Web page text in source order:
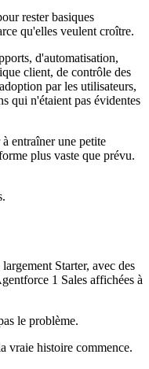
rester basiques
qu'elles veulent croître.
d'automatisation,
client, de contrôle des
par les utilisateurs,
qui n'étaient pas évidentes
entraîner une petite
plus vaste que prévu.
Starter, avec des
1 Sales affichées à
le problème.
vraie histoire commence.